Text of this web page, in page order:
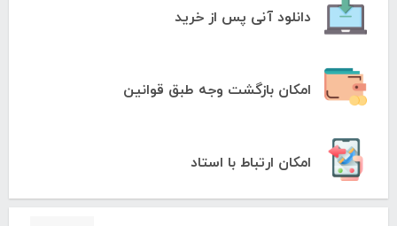
دانلود آنی پس از خرید
امکان بازگشت وجه طبق قوانین
امکان ارتباط با استاد